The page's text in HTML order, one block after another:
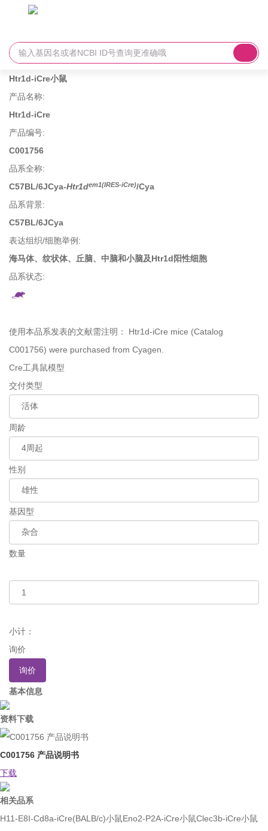
Htr1d-iCre小鼠
产品名称:
Htr1d-iCre
产品编号:
C001756
品系全称:
C57BL/6JCya-Htr1dem1(IRES-iCre)/Cya
品系背景:
C57BL/6JCya
表达组织/细胞举例 :
海马体、纹状体、丘脑、中脑和小脑及Htr1d阳性细胞
品系状态:
使用本品系发表的文献需注明： Htr1d-iCre mice (Catalog
C001756) were purchased from Cyagen.
Cre工具鼠模型
交付类型
周龄
性别
基因型
数量
小计：
询价
询价
基本信息
资料下载
C001756 产品说明书
下载
相关品系
H11-E8I-Cd8a-iCre(BALB/c)小鼠Eno2-P2A-iCre小鼠Clec3b-iCre小鼠